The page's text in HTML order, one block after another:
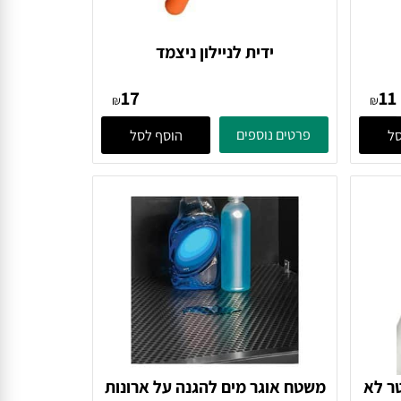
₪
ידית לניילון ניצמד
₪17
פרטים נוספים הוסף לסל